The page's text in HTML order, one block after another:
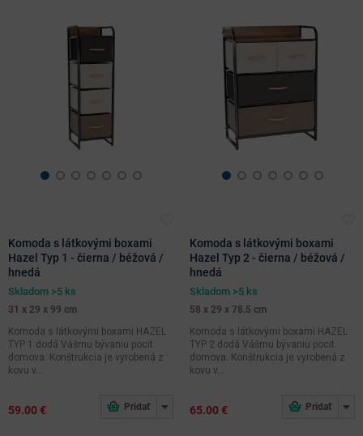
Komoda s látkovými boxami
Hazel Typ 1 - čierna / béžová /
hnedá
Skladom >5 ks
31 x 29 x 99 cm
Komoda s látkovými boxami HAZEL
TYP 1 dodá Vášmu bývaniu pocit
domova. Konštrukcia je vyrobená z
kovu v...
59.00 €
Komoda s látkovými boxami
Hazel Typ 2 - čierna / béžová /
hnedá
Skladom >5 ks
58 x 29 x 78.5 cm
Komoda s látkovými boxami HAZEL
TYP 2 dodá Vášmu bývaniu pocit
domova. Konštrukcia je vyrobená z
kovu v...
65.00 €